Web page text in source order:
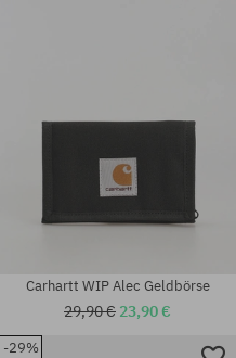
Carhartt WIP Alec Geldbörse
29,90 € 23,90 €
-29%